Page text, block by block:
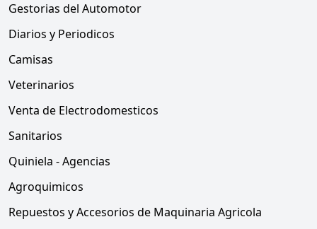
Gestorias del Automotor
Diarios y Periodicos
Camisas
Veterinarios
Venta de Electrodomesticos
Sanitarios
Quiniela - Agencias
Agroquimicos
Repuestos y Accesorios de Maquinaria Agricola